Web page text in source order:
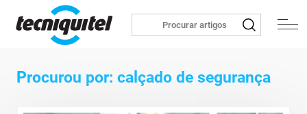
Procurou por: calçado de segurança